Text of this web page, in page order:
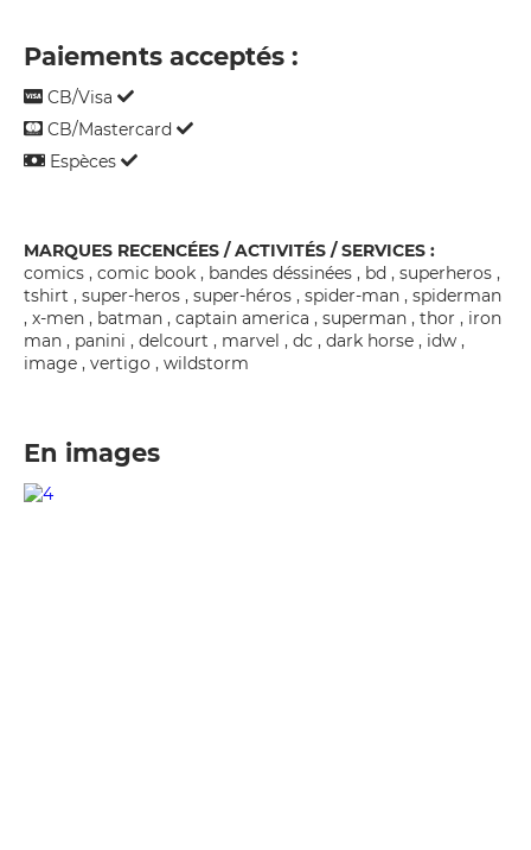
Paiements acceptés :
CB/Visa
CB/Mastercard
Espèces
MARQUES RECENCÉES / ACTIVITÉS / SERVICES :
comics , comic book , bandes déssinées , bd , superheros ,
tshirt , super-heros , super-héros , spider-man , spiderman
, x-men , batman , captain america , superman , thor , iron
man , panini , delcourt , marvel , dc , dark horse , idw ,
image , vertigo , wildstorm
En images